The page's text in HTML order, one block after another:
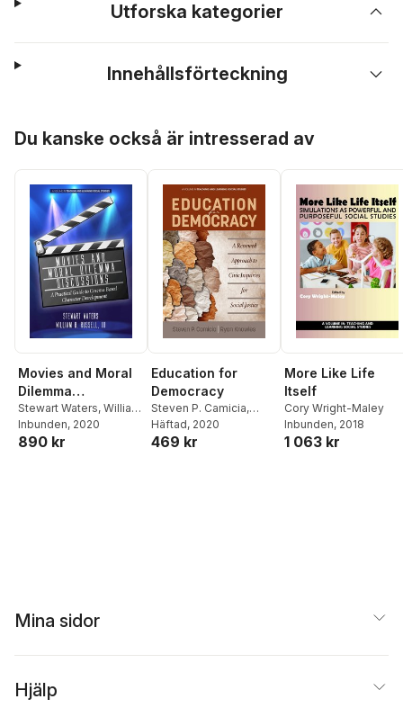
Utforska kategorier
Innehållsförteckning
Du kanske också är intresserad av
Movies and Moral
Dilemma
Discussions
Stewart Waters, William
B. Russell III,William B.
Russell
Inbunden, 2020
890 kr
Education for
Democracy
Steven P. Camicia,
Ryan Knowles
Häftad, 2020
469 kr
More Like Life
Itself
Cory Wright-Maley
Inbunden, 2018
1 063 kr
Mina sidor
Hjälp